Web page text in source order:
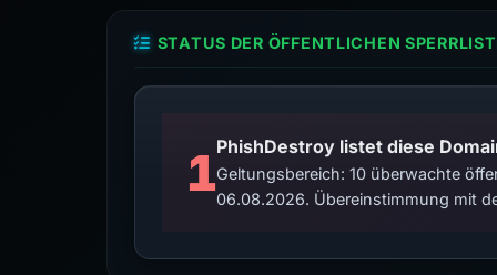
STATUS DER ÖFFENTLICHEN
1PhishDestroy listet diese
Geltungsbereich: 10 überwachte
06.08.2026. Übereinstimmung mit